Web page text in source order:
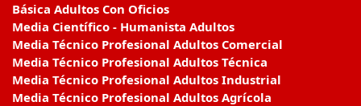
Básica Adultos Con Oficios
Media Científico - Humanista Adultos
Media Técnico Profesional Adultos Comercial
Media Técnico Profesional Adultos Técnica
Media Técnico Profesional Adultos Industrial
Media Técnico Profesional Adultos Agrícola